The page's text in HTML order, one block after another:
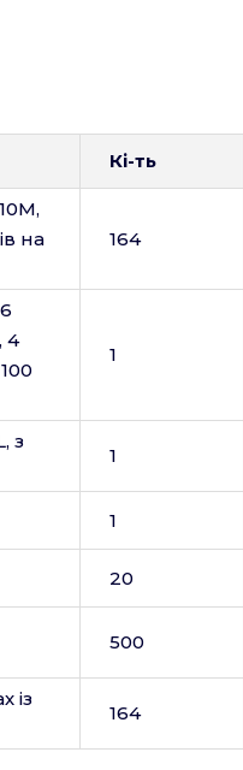
Кі-ть
на
164
4
1
з
1
1
20
500
із
164